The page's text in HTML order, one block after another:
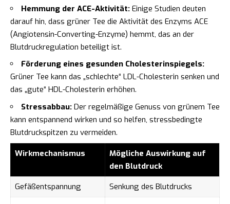
Hemmung der ACE-Aktivität: Einige Studien deuten
darauf hin, dass grüner Tee die Aktivität des Enzyms ACE
(Angiotensin-Converting-Enzyme) hemmt, das an der
Blutdruckregulation beteiligt ist.
Förderung eines gesunden Cholesterinspiegels:
Grüner Tee kann das „schlechte“ LDL-Cholesterin senken und
das „gute“ HDL-Cholesterin erhöhen.
Stressabbau: Der regelmäßige Genuss von grünem Tee
kann entspannend wirken und so helfen, stressbedingte
Blutdruckspitzen zu vermeiden.
Wirkmechanismus
Mögliche Auswirkung auf
den Blutdruck
Gefäßentspannung
Senkung des Blutdrucks